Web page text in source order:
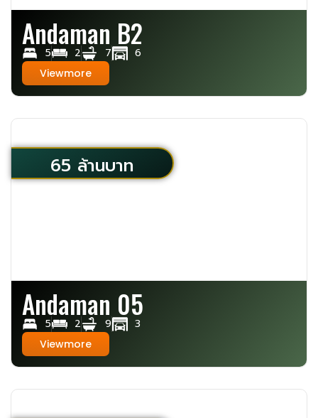
Andaman B2
5 2 7 6
Viewmore
65 ล้านบาท
Andaman 05
5 2 9 3
Viewmore